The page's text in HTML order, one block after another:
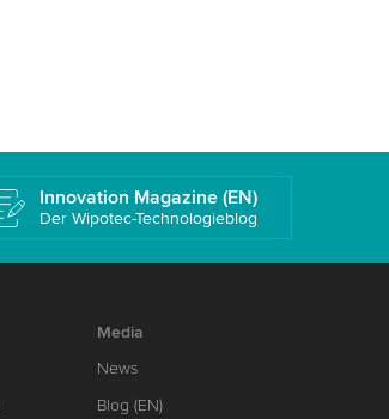
Innovation Magazine (EN)
Der Wipotec-Technologieblog
Media
News
Blog (EN)